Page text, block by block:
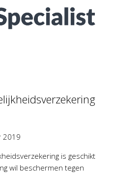
2019
is geschikt
wil beschermen tegen